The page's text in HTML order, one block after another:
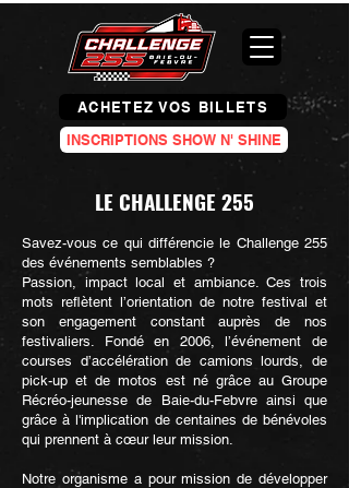
ACHETEZ VOS BILLETS
INSCRIPTIONS SHOW N' SHINE
LE CHALLENGE 255
Savez-vous ce qui différencie le Challenge 255
des événements semblables ?
Passion, impact local et ambiance. Ces trois
mots reflètent l’orientation de notre festival et
son engagement constant auprès de nos
festivaliers. Fondé en 2006, l’événement de
courses d’accélération de camions lourds, de
pick-up et de motos est né grâce au Groupe
Récréo-jeunesse de Baie-du-Febvre ainsi que
grâce à l'implication de centaines de bénévoles
qui prennent à cœur leur mission.
Notre organisme a pour mission de développer